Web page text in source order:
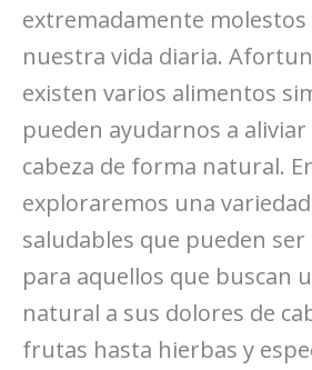
extremadamente
nuestra vida diaria.
existen varios alimentos
pueden ayudarnos a
cabeza de forma natural.
exploraremos una
saludables que pueden ser
para aquellos que buscan
natural a sus dolores de
frutas hasta hierbas y